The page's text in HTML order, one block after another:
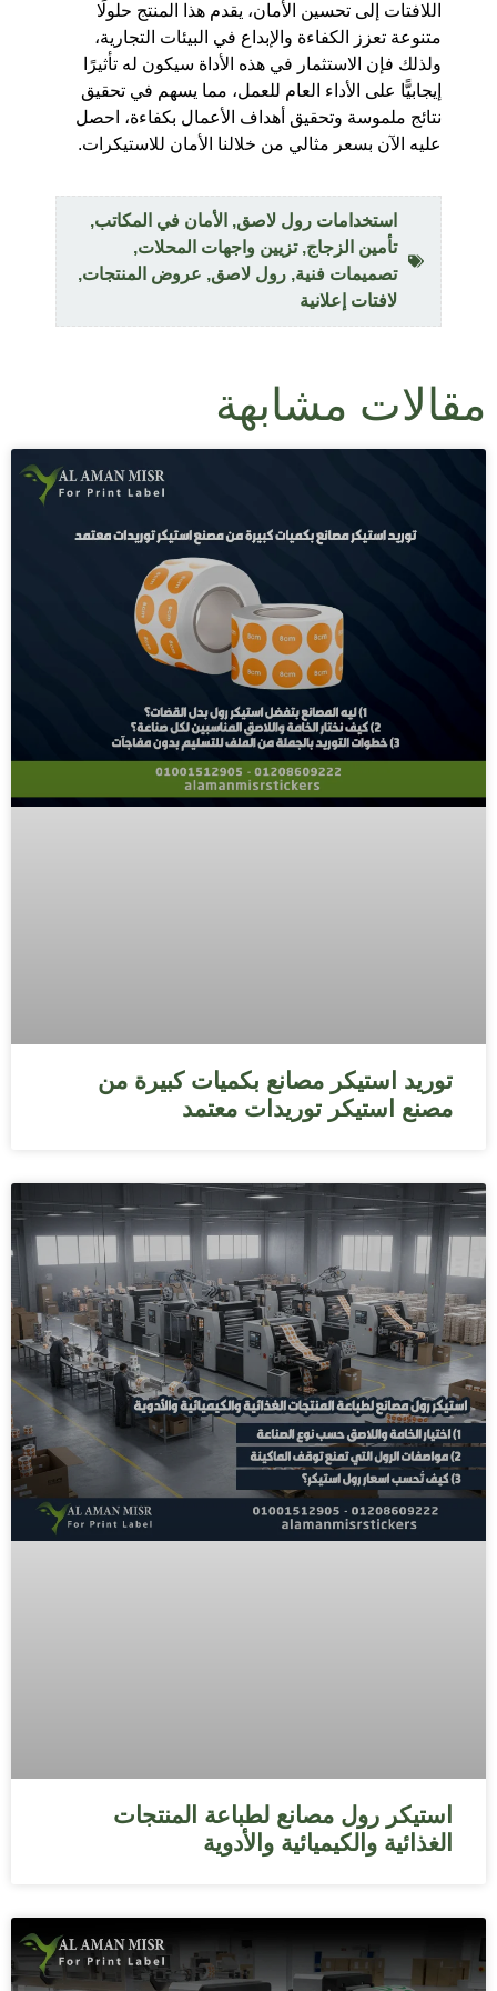
اللافتات إلى تحسين الأمان، يقدم هذا المنتج حلولًا
متنوعة تعزز الكفاءة والإبداع في البيئات التجارية،
ولذلك فإن الاستثمار في هذه الأداة سيكون له تأثيرًا
إيجابيًّا على الأداء العام للعمل، مما يسهم في تحقيق
نتائج ملموسة وتحقيق أهداف الأعمال بكفاءة، احصل
عليه الآن بسعر مثالي من خلالنا الأمان للاستيكرات.
استخدامات رول لاصق, الأمان في المكاتب,
تأمين الزجاج,تزيين واجهات المحلات,
تصميمات فنية, رول لاصق, عروض المنتجات,
لافتات إعلانية
مقالات مشابهة
توريد استيكر مصانع بكميات كبيرة من
مصنع استيكر توريدات معتمد
استيكر رول مصانع لطباعة المنتجات
الغذائية والكيميائية والأدوية